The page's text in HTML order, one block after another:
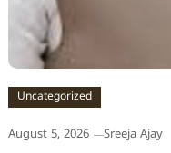
Uncategorized
August 5, 2026 Sreeja Ajay